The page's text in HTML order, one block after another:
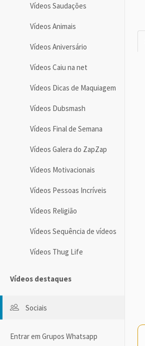
Vídeos Saudações
Vídeos Animais
Vídeos Aniversário
Vídeos Caiu na net
Vídeos Dicas de Maquiagem
Vídeos Dubsmash
Vídeos Final de Semana
Vídeos Galera do ZapZap
Vídeos Motivacionais
Vídeos Pessoas Incríveis
Vídeos Religião
Vídeos Sequência de vídeos
Vídeos Thug Life
Vídeos destaques
Sociais
Entrar em Grupos Whatsapp